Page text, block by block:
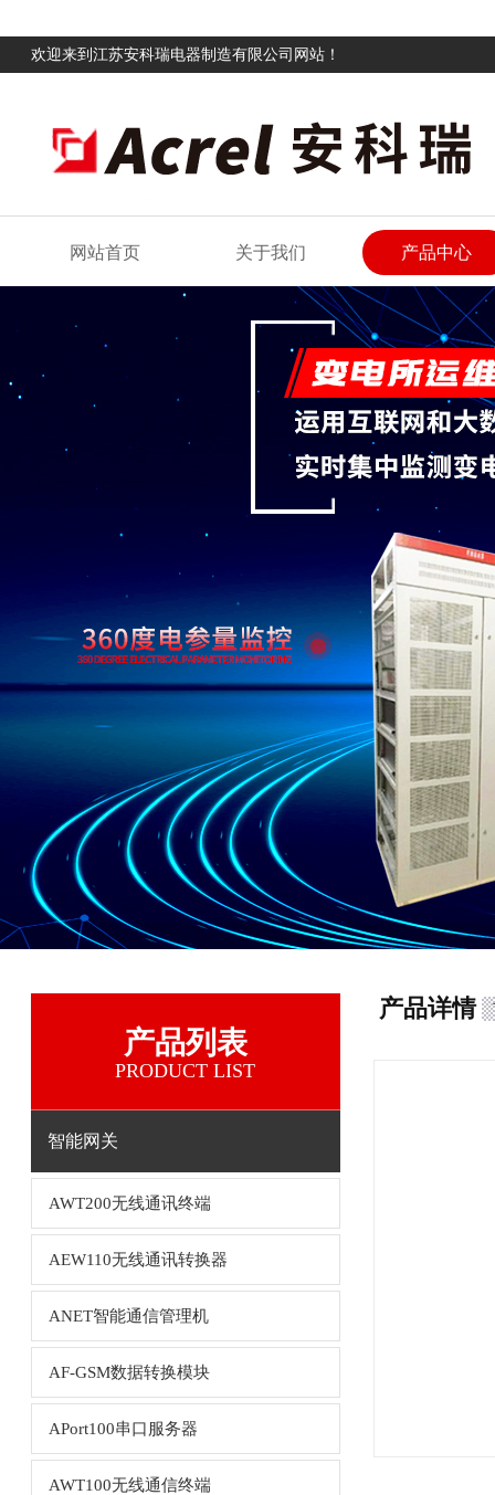
欢迎来到江苏安科瑞电器制造有限公司网站！
网站首页 关于我们 产品中心
产品列表
PRODUCT LIST
智能网关
AWT200无线通讯终端
AEW110无线通讯转换器
ANET智能通信管理机
AF-GSM数据转换模块
APort100串口服务器
AWT100无线通信终端
产品详情